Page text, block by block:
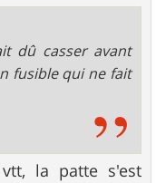
dû casser avant
fusible qui ne fait
la patte s'est